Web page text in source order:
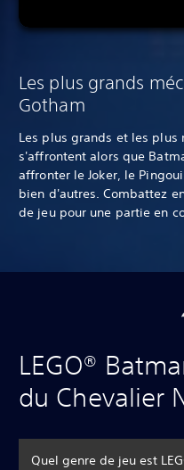
Les plus grands
Gotham
Les plus grands et les plus
s'affrontent alors que
affronter le Joker, le
bien d'autres. Combattez
de jeu pour une partie en
LEGO®
du Chevalier
Quel genre de jeu est